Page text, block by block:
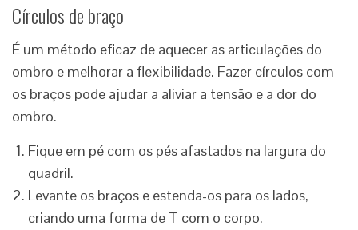
Círculos de braço
É um método eficaz de aquecer as articulações do
ombro e melhorar a flexibilidade. Fazer círculos com
os braços pode ajudar a aliviar a tensão e a dor do
ombro.
Fique em pé com os pés afastados na largura do
quadril.
Levante os braços e estenda-os para os lados,
criando uma forma de T com o corpo.